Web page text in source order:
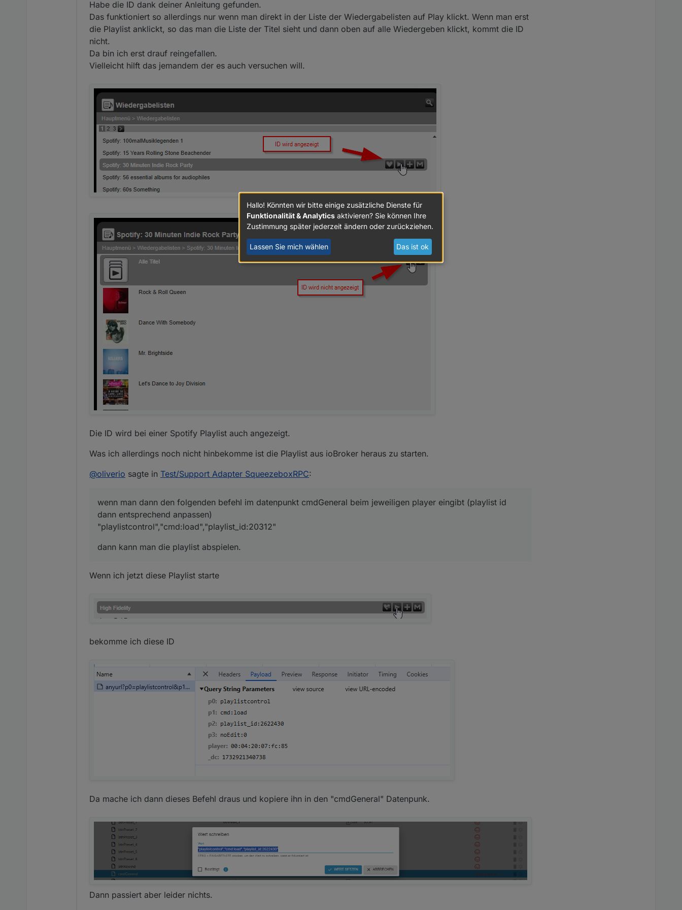
wenn man dann den request auswählt und auf payload geht, kann man sehen was der browser an den server sendet.
da müsste dann die playlist_id mit dabei sein.
wenn man dann den folgenden befehl im datenpunkt cmdGeneral beim jeweiligen player eingibt (playlist id dann
entsprechend anpassen)
dann kann man die playlist abspielen.
die dokumentation dazu findet man hier,
https://github.com/oweitman/LMS-CLI-Documentation/blob/master/LMS-CLI.md
nach playlistcontrol suchen, im unteren drittel des dokuments
Habe die ID dank deiner Anleitung gefunden.
Das funktioniert so allerdings nur wenn man direkt in der Liste der Wiedergabelisten auf Play klickt. Wenn man erst
die Playlist anklickt, so das man die Liste der Titel sieht und dann oben auf alle Wiedergeben klickt, kommt die ID
nicht.
Da bin ich erst drauf reingefallen.
Vielleicht hilft das jemandem der es auch versuchen will.
Die ID wird bei einer Spotify Playlist auch angezeigt.
Was ich allerdings noch nicht hinbekomme ist die Playlist aus ioBroker heraus zu starten.
@oliverio sagte in Test/Support Adapter SqueezeboxRPC:
wenn man dann den folgenden befehl im datenpunkt cmdGeneral beim jeweiligen player eingibt (playlist id
dann entsprechend anpassen)
"playlistcontrol","cmd:load","playlist_id:20312"
dann kann man die playlist abspielen.
Wenn ich jetzt diese Playlist starte
bekomme ich diese ID
Da mache ich dann dieses Befehl draus und kopiere ihn in den "cmdGeneral" Datenpunk.
Dann passiert aber leider nichts.
Hallo! Könnten wir bitte einige zusätzliche Dienste für
Funktionalität & Analytics aktivieren? Sie können Ihre
Zustimmung später jederzeit ändern oder zurückziehen.
Lassen Sie mich wählen Das ist ok